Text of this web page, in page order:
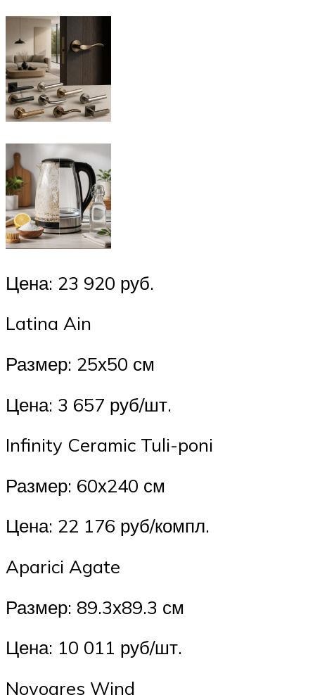
Цена: 23 920 руб.
Latina Ain
Размер: 25х50 см
Цена: 3 657 руб/шт.
Infinity Ceramic Tuli-poni
Размер: 60х240 см
Цена: 22 176 руб/компл.
Aparici Agate
Размер: 89.3х89.3 см
Цена: 10 011 руб/шт.
Novogres Wind